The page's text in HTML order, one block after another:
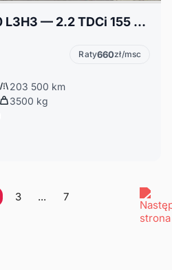
Ford Transit VII 350 L3H3 — 2.2 TDCi 155 KM — 2014 r. — FURGON (BLASZAK)
Raty660zł/msc
203 500 km
3500 kg
3 ... 7